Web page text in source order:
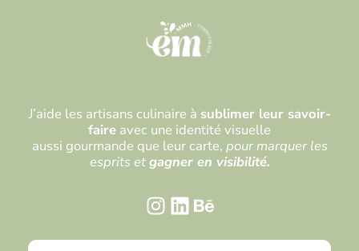
J’aide les artisans culinaire à sublimer leur savoir-
faire avec une identité visuelle
aussi gourmande que leur carte, pour marquer les
esprits etgagner en visibilité.